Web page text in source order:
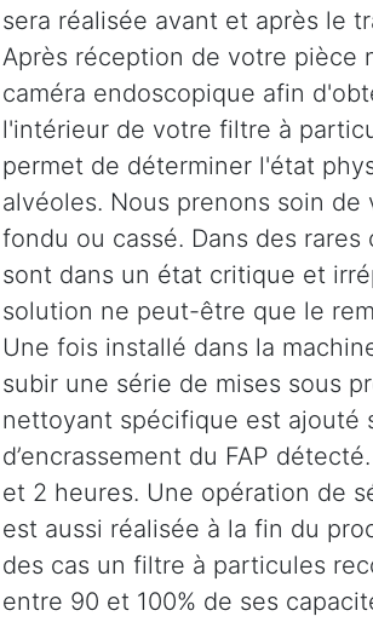
sera réalisée avant et après le
Après réception de votre pièce
caméra endoscopique afin
l'intérieur de votre filtre à
permet de déterminer l'état
alvéoles. Nous prenons soin de
fondu ou cassé. Dans des
sont dans un état critique et
solution ne peut-être que le
Une fois installé dans la
subir une série de mises sous
nettoyant spécifique est ajouté
d’encrassement du FAP
et 2 heures. Une opération de
est aussi réalisée à la fin du
des cas un filtre à particules
entre 90 et 100% de ses